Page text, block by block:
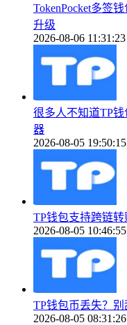
TokenPocket多签
升级
2026-08-06 11:31:23
很多人不知道TP钱
器
2026-08-05 19:50:15
TP钱包支持跨链
2026-08-05 10:46:55
TP钱包币丢失？
2026-08-05 08:31:26